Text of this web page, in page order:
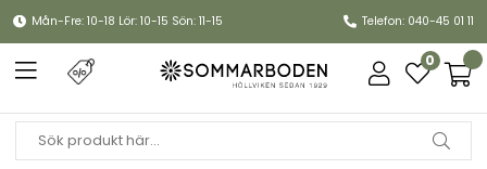
Mån-Fre: 10-18 Lör: 10-15 Sön: 11-15 Telefon: 040-45 01 11
0